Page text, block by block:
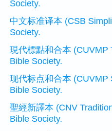
Society.
中文标准译本 (CSB
Society.
現代標點和合本
Bible Society.
现代标点和合本
Bible Society.
聖經新譯本 (CNV
Bible Society.